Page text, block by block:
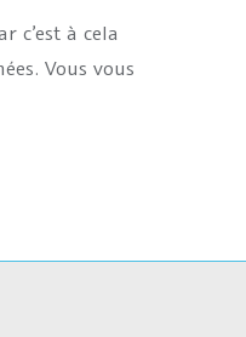
c’est à cela
Vous vous